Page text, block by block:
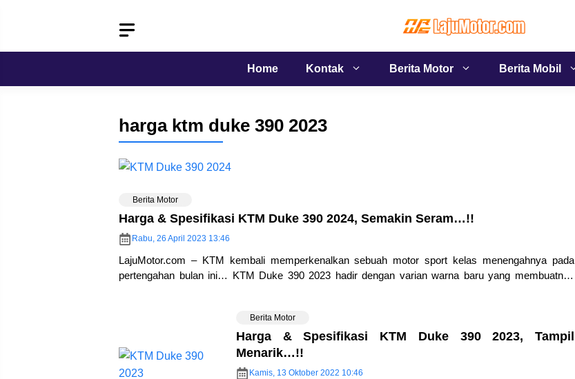
Home Kontak Berita Motor Berita Mobil
harga ktm duke 390 2023
Berita Motor
Harga & Spesifikasi KTM Duke 390 2024, Semakin Seram…!!
Rabu, 26 April 2023 13:46
LajuMotor.com – KTM kembali memperkenalkan sebuah motor sport kelas menengahnya pada
pertengahan bulan ini… KTM Duke 390 2023 hadir dengan varian warna baru yang membuatnya
Berita Motor
Harga & Spesifikasi KTM Duke 390 2023, Tampil
Menarik…!!
Kamis, 13 Oktober 2022 10:46